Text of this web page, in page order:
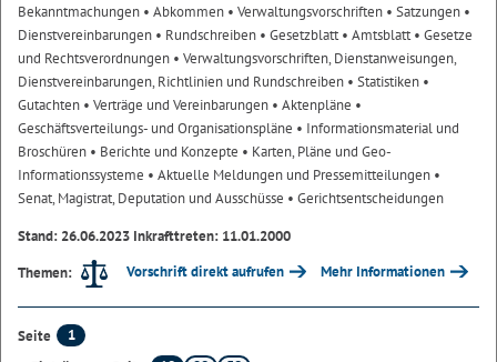
Bekanntmachungen • Abkommen • Verwaltungsvorschriften • Satzungen •
Dienstvereinbarungen • Rundschreiben • Gesetzblatt• Amtsblatt• Gesetze
und Rechtsverordnungen • Verwaltungsvorschriften, Dienstanweisungen,
Dienstvereinbarungen, Richtlinien und Rundschreiben • Statistiken •
Gutachten • Verträge und Vereinbarungen • Aktenpläne •
Geschäftsverteilungs- und Organisationspläne • Informationsmaterial und
Broschüren • Berichte und Konzepte • Karten, Pläne und Geo-
Informationssysteme • Aktuelle Meldungen und Pressemitteilungen •
Senat, Magistrat, Deputation und Ausschüsse • Gerichtsentscheidungen
Stand: 26.06.2023 Inkrafttreten: 11.01.2000
Themen:
Vorschrift direkt aufrufen Mehr Informationen
Seite
1